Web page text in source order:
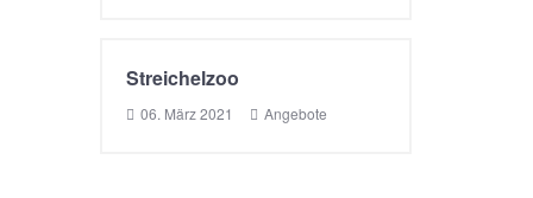
Streichelzoo
06. März 2021 Angebote